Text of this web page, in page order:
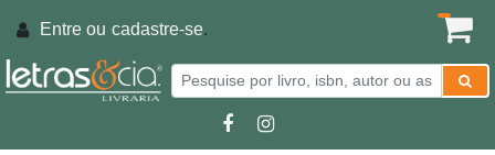
Entre ou cadastre-se.